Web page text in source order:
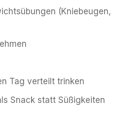
(Kniebeugen,
Tag verteilt trinken
Snack statt Süßigkeiten